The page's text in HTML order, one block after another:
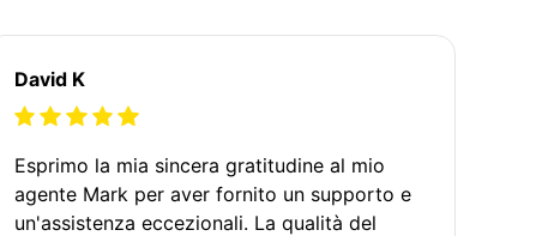
David K
Esprimo la mia sincera gratitudine al mio
agente Mark per aver fornito un supporto e
un'assistenza eccezionali. La qualità del